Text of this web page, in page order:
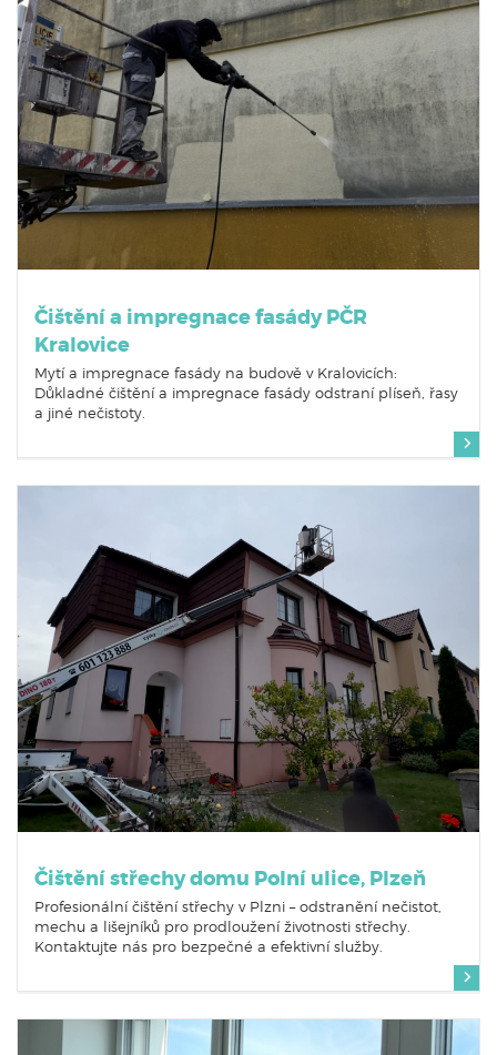
Čištění a impregnace fasády PČR
Kralovice
Mytí a impregnace fasády na budově v Kralovicích:
Důkladné čištění a impregnace fasády odstraní plíseň, řasy
a jiné nečistoty.
Čištění střechy domu Polní ulice, Plzeň
Profesionální čištění střechy v Plzni – odstranění nečistot,
mechu a lišejníků pro prodloužení životnosti střechy.
Kontaktujte nás pro bezpečné a efektivní služby.